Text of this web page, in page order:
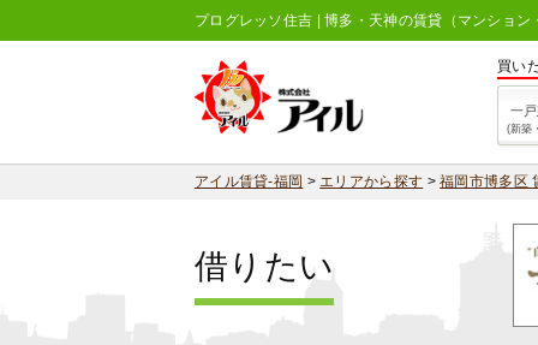
プログレッソ住吉 | 博多・天神の賃貸（マンション
買い
一
(新築
アイル賃貸-福岡 >エリアから探す >福岡市博多区
借りたい